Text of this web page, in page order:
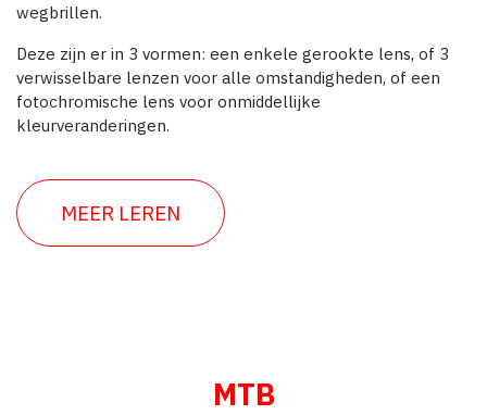
wegbrillen.
Deze zijn er in 3 vormen: een enkele gerookte lens, of 3
verwisselbare lenzen voor alle omstandigheden, of een
fotochromische lens voor onmiddellijke
kleurveranderingen.
MEER LEREN
MTB